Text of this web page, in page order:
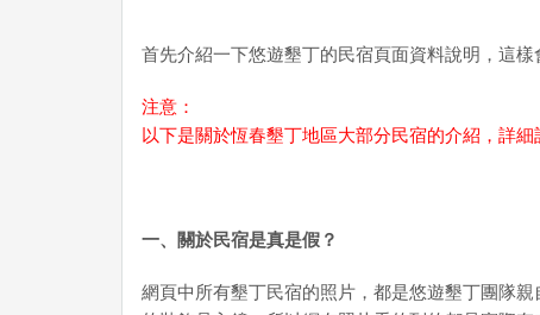
首先介紹一下悠遊墾丁的民宿頁面資料說明，這樣
注意：
以下是關於恆春墾丁地區大部分民宿的介紹，詳細
一、關於民宿是真是假？
網頁中所有墾丁民宿的照片，都是悠遊墾丁團隊